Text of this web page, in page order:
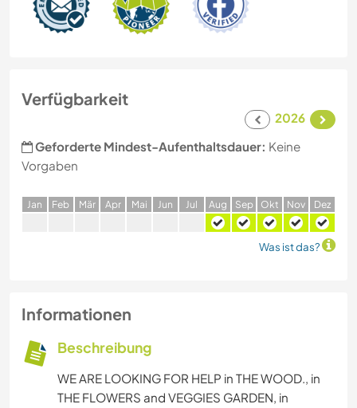
Verfügbarkeit
2026
Geforderte Mindest-Aufenthaltsdauer: Keine
Vorgaben
Jan Feb Mär Apr Mai Jun Jul Aug Sep Okt Nov Dez
Was ist das?
Informationen
Beschreibung
WE ARE LOOKING FOR HELP in THE WOOD., in
THE FLOWERS and VEGGIES GARDEN, in